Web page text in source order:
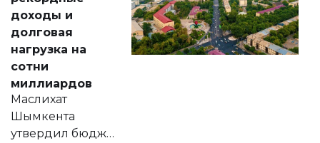
доходы и
долговая
нагрузка на
сотни
миллиардов
Маслихат
Шымкента
утвердил бюджет